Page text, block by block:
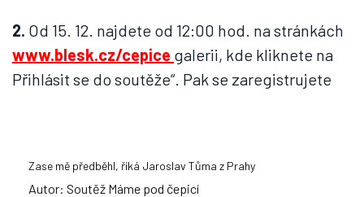
2. Od 15. 12. najdete od 12:00 hod. na stránkách
www.blesk.cz/cepice galerii, kde kliknete na
Přihlásit se do soutěže“. Pak se zaregistrujete
Zase mě předběhl, říká Jaroslav Tůma z Prahy
Autor: Soutěž Máme pod čepicí